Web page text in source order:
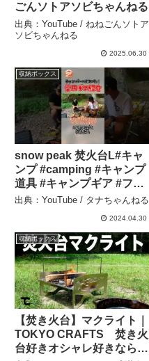
ごんソトアソビちゃんねる
出典：YouTube / ねねごんソトア
ソビちゃんねる
2025.06.30
収納ボックス
snow peak 焚火台L#キャ
ンプ #camping #キャンプ
道具 #キャンプギア #ファ
ミリーキャンプ – タナちゃ
出典：YouTube / タナちゃんねる
2024.04.30
収納ボックス
【焚き火台】マクライト｜
TOKYO CRAFTS 焚き火
台好きオシャレ好きならこ